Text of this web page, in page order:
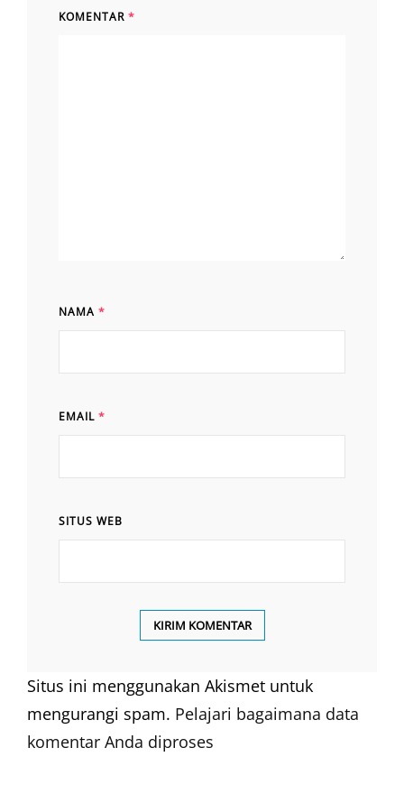
KOMENTAR *
NAMA *
EMAIL *
SITUS WEB
Situs ini menggunakan Akismet untuk
mengurangi spam. Pelajari bagaimana data
komentar Anda diproses